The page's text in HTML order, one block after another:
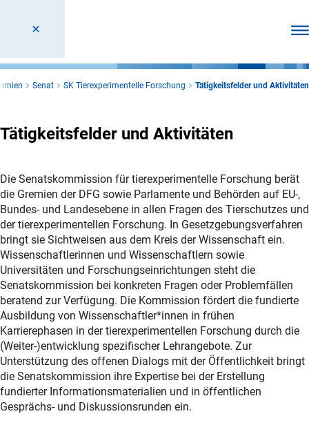
Senat SK Tierexperimentelle Forschung Tätigkeitsfelder und Aktivitäten
Tätigkeitsfelder und Aktivitäten
Die Senatskommission für tierexperimentelle Forschung berät
die Gremien der DFG sowie Parlamente und Behörden auf EU-,
Bundes- und Landesebene in allen Fragen des Tierschutzes und
der tierexperimentellen Forschung. In Gesetzgebungsverfahren
bringt sie Sichtweisen aus dem Kreis der Wissenschaft ein.
Wissenschaftlerinnen und Wissenschaftlern sowie
Universitäten und Forschungseinrichtungen steht die
Senatskommission bei konkreten Fragen oder Problemfällen
beratend zur Verfügung. Die Kommission fördert die fundierte
Ausbildung von Wissenschaftler*innen in frühen
Karrierephasen in der tierexperimentellen Forschung durch die
(Weiter-)entwicklung spezifischer Lehrangebote. Zur
Unterstützung des offenen Dialogs mit der Öffentlichkeit bringt
die Senatskommission ihre Expertise bei der Erstellung
fundierter Informationsmaterialien und in öffentlichen
Gesprächs- und Diskussionsrunden ein.